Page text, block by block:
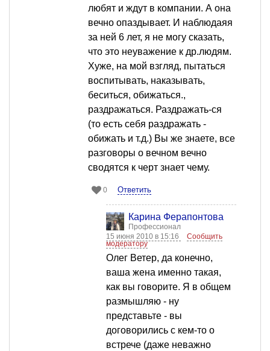
любят и ждут в компании. А она
вечно опаздывает. И наблюдаяя
за ней 6 лет, я не могу сказать,
что это неуважение к др.людям.
Хуже, на мой взгляд, пытаться
воспитывать, наказывать,
беситься, обижаться.,
раздражаться. Раздражать-ся
(то есть себя раздражать -
обижать и т.д.) Вы же знаете, все
разговоры о вечном вечно
сводятся к черт знает чему.
0 Ответить
Карина Ферапонтова
Профессионал
15 июня 2010 в 15:16
Сообщить
модератору
Олег Ветер, да конечно,
ваша жена именно такая,
как вы говорите. Я в общем
размышляю - ну
представьте - вы
договорились с кем-то о
встрече (даже неважно